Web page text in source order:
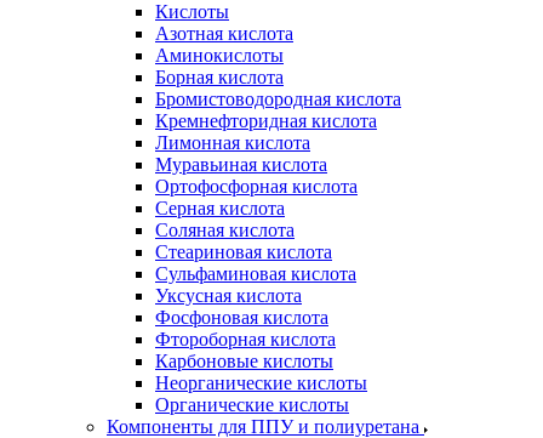
Кислоты
Азотная кислота
Аминокислоты
Борная кислота
Бромистоводородная кислота
Кремнефторидная кислота
Лимонная кислота
Муравьиная кислота
Ортофосфорная кислота
Серная кислота
Соляная кислота
Стеариновая кислота
Сульфаминовая кислота
Уксусная кислота
Фосфоновая кислота
Фтороборная кислота
Карбоновые кислоты
Неорганические кислоты
Органические кислоты
Компоненты для ППУ и полиуретана